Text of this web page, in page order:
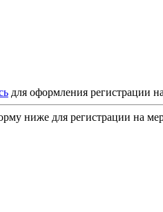
для оформления регистрации
ниже для регистрации на